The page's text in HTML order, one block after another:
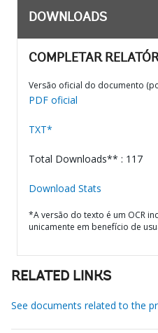
DOWNLOADS
COMPLETAR
Versão oficial do documento
PDF oficial
TXT*
Total Downloads** : 117
Download Stats
*A versão do texto é um OCR
unicamente em benefício de
RELATED LINKS
See documents related to the